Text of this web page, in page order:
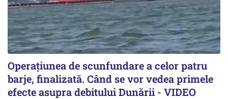
Operațiunea de scunfundare a celor patru
barje, finalizată. Când se vor vedea primele
efecte asupra debitului Dunării - VIDEO